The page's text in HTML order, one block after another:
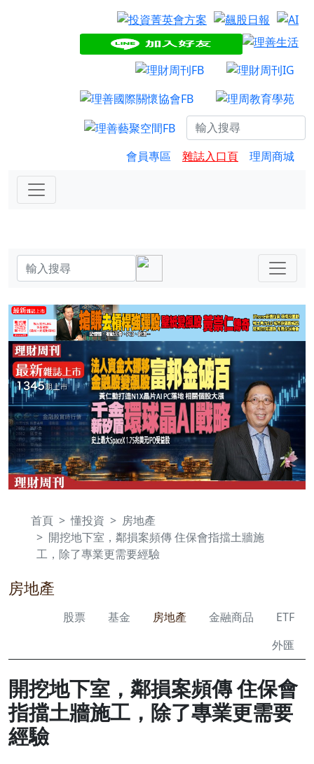
會員專區 雜誌入口頁 理周商城
首頁 懂投資
房地產
開挖地下室，鄰損案頻傳 住保會指擋土牆施
工，除了專業更需要經驗
房地產
股票 基金 房地產 金融商品
ETF
外匯
開挖地下室，鄰損案頻傳 住保會
指擋土牆施工，除了專業更需要
經驗